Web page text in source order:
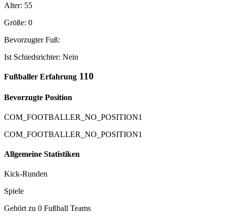
Alter: 55
Größe: 0
Bevorzugter Fuß:
Ist Schiedsrichter: Nein
Fußballer Erfahrung 110
Bevorzugte Position
COM_FOOTBALLER_NO_POSITION1
COM_FOOTBALLER_NO_POSITION1
Allgemeine Statistiken
Kick-Runden
Spiele
Gehört zu 0 Fußball Teams